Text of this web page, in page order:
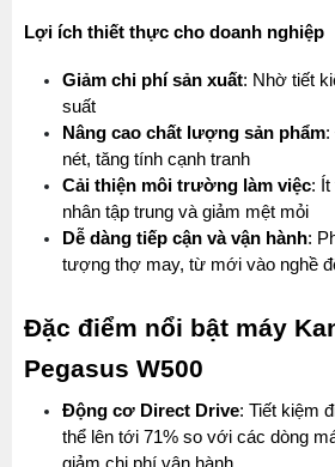
Lợi ích thiết thực cho doanh nghiệp
Giảm chi phí sản xuất: Nhờ tiết
suất
Nâng cao chất lượng sản phẩm:
nét, tăng tính cạnh tranh
Cải thiện môi trường làm việc: Ít
nhân tập trung và giảm mệt mỏi
Dễ dàng tiếp cận và vận hành:
tượng thợ may, từ mới vào nghề
Đặc điểm nổi bật máy
Pegasus W500
Động cơ Direct Drive: Tiết kiệm
thể lên tới 71% so với các dòng
giảm chi phí vận hành